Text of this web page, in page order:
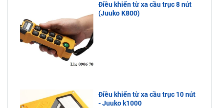
Điều khiển từ xa cầu trục 8 nút
(Juuko K800)
Điều khiển từ xa cầu trục 10 nút
- Juuko k1000